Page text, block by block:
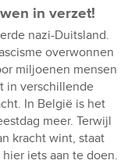
in verzet!
nazi-Duitsland.
overwonnen
miljoenen mensen
in verschillende
In België is het
meer. Terwijl
kracht wint, staat
iets aan te doen.